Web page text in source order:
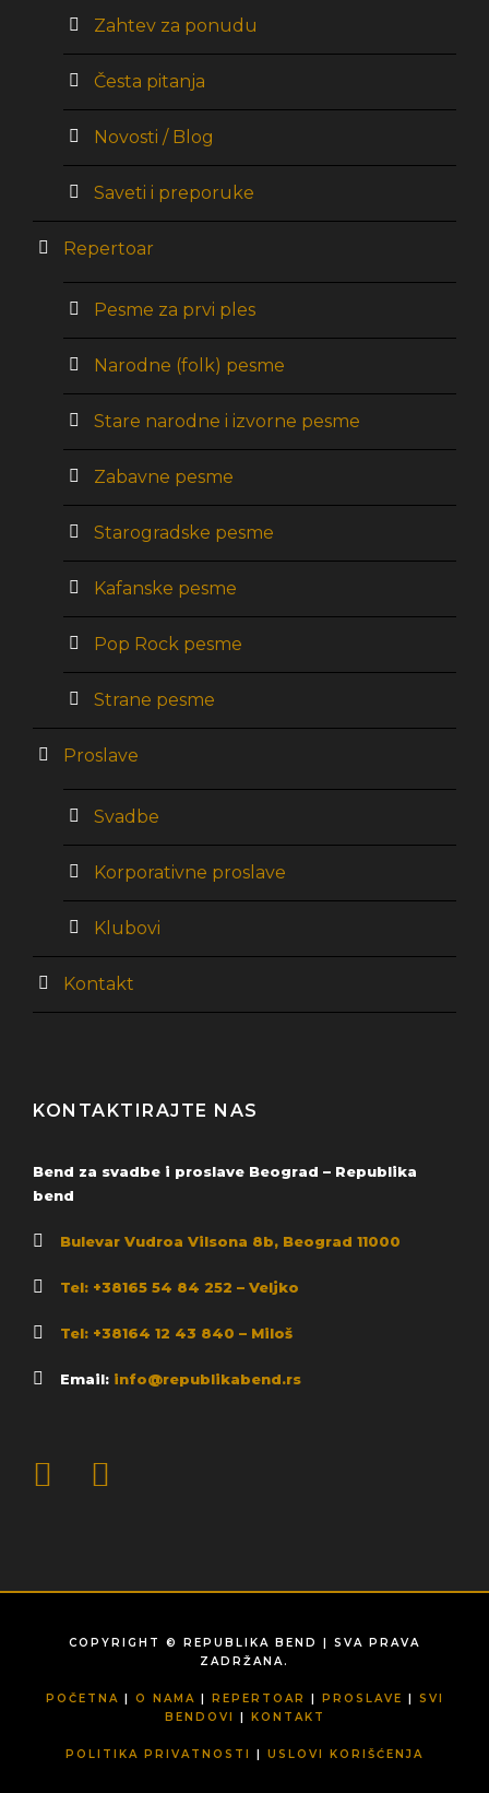
Zahtev za ponudu
Česta pitanja
Novosti / Blog
Saveti i preporuke
Repertoar
Pesme za prvi ples
Narodne (folk) pesme
Stare narodne i izvorne pesme
Zabavne pesme
Starogradske pesme
Kafanske pesme
Pop Rock pesme
Strane pesme
Proslave
Svadbe
Korporativne proslave
Klubovi
Kontakt
KONTAKTIRAJTE NAS
Bend za svadbe i proslave Beograd – Republika
bend
Bulevar Vudroa Vilsona 8b, Beograd 11000
Tel: +38165 54 84 252 – Veljko
Tel: +38164 12 43 840 – Miloš
Email: info@republikabend.rs
COPYRIGHT © REPUBLIKA BEND | SVA PRAVA
ZADRŽANA.
POČETNA | O NAMA | REPERTOAR | PROSLAVE | SVI
BENDOVI
| KONTAKT
POLITIKA PRIVATNOSTI | USLOVI KORIŠĆENJA